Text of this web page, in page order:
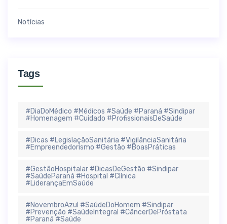
Notícias
Tags
#DiaDoMédico #Médicos #Saúde #Paraná #Sindipar
#Homenagem #Cuidado #ProfissionaisDeSaúde
#Dicas #LegislaçãoSanitária #VigilânciaSanitária
#Empreendedorismo #Gestão #BoasPráticas
#GestãoHospitalar #DicasDeGestão #Sindipar
#SaúdeParaná #Hospital #Clínica
#LiderançaEmSaúde
#NovembroAzul #SaúdeDoHomem #Sindipar
#Prevenção #SaúdeIntegral #CâncerDePróstata
#Paraná #Saúde